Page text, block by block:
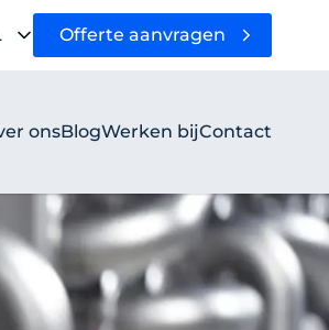
Offerte aanvragen
onsBlogWerken bijContact